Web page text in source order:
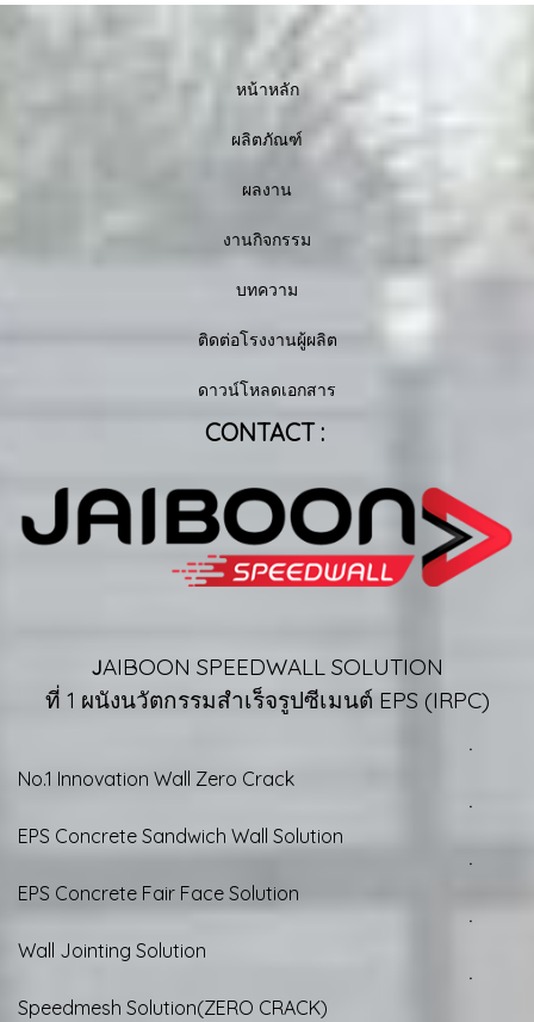
หน้าหลัก
ผลิตภัณฑ์
ผลงาน
งานกิจกรรม
บทความ
ติดต่อโรงงานผู้ผลิต
ดาวน์โหลดเอกสาร
CONTACT :
JAIBOON SPEEDWALL SOLUTION
ที่ 1 ผนังนวัตกรรมสำเร็จรูปซีเมนต์ EPS (IRPC)
ㆍ
No.1 Innovation Wall Zero Crack
ㆍ
EPS Concrete Sandwich Wall Solution
ㆍ
EPS Concrete Fair Face Solution
ㆍ
Wall Jointing Solution
ㆍ
Speedmesh Solution(ZERO CRACK)